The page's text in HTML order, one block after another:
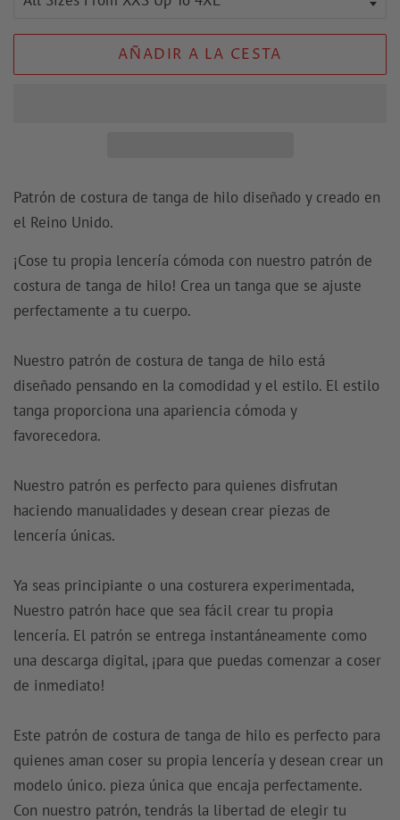
AÑADIR A LA CESTA
Patrón de costura de tanga de hilo diseñado y creado en
el Reino Unido.
¡Cose tu propia lencería cómoda con nuestro patrón de
costura de tanga de hilo! Crea un tanga que se ajuste
perfectamente a tu cuerpo.
Nuestro patrón de costura de tanga de hilo está
diseñado pensando en la comodidad y el estilo. El estilo
tanga proporciona una apariencia cómoda y
favorecedora.
Nuestro patrón es perfecto para quienes disfrutan
haciendo manualidades y desean crear piezas de
lencería únicas.
Ya seas principiante o una costurera experimentada,
Nuestro patrón hace que sea fácil crear tu propia
lencería. El patrón se entrega instantáneamente como
una descarga digital, ¡para que puedas comenzar a coser
de inmediato!
Este patrón de costura de tanga de hilo es perfecto para
quienes aman coser su propia lencería y desean crear un
modelo único. pieza única que encaja perfectamente.
Con nuestro patrón, tendrás la libertad de elegir tu